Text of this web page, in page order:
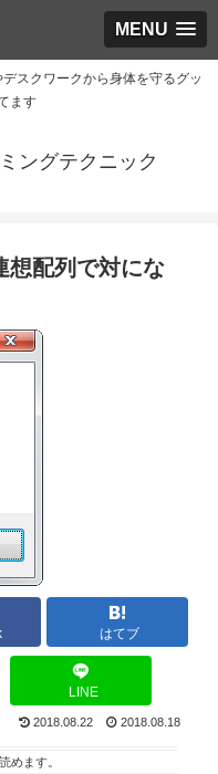
MENU
スクワークから身体を守るグッ
ます
ングテクニック
想配列で対にな
はてブ
LINE
2018.08.22 2018.08.18
めます。